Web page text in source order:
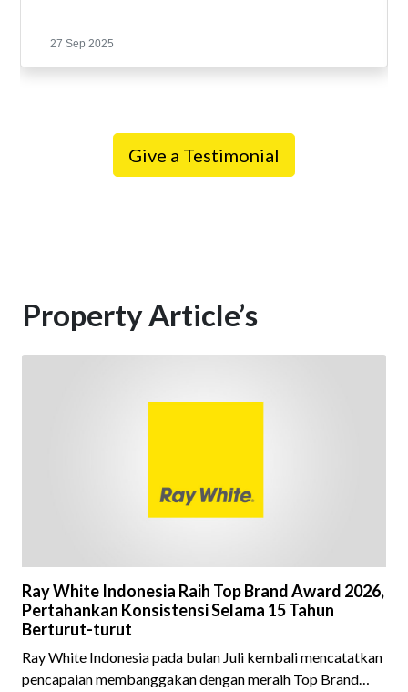
27 Sep 2025
Give a Testimonial
Property Article’s
Ray White Indonesia Raih Top Brand Award 2026,
Pertahankan Konsistensi Selama 15 Tahun
Berturut-turut
Ray White Indonesia pada bulan Juli kembali mencatatkan
pencapaian membanggakan dengan meraih Top Brand